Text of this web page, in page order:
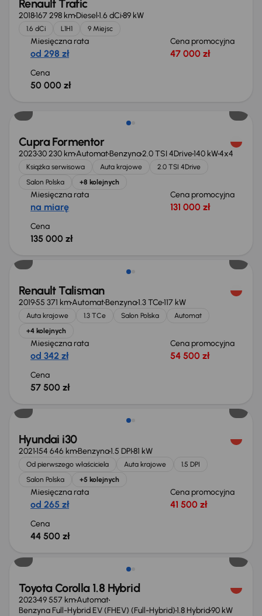
Renault Trafic
2018167 298 kmDiesel1.6 dCi89 kW
1.6 dCi L1H1 9 Miejsc
Miesięczna rata
od 298 zł
Cena promocyjna
47 000 zł
Cena
50 000 zł
Cupra Formentor
202330 230 kmAutomatBenzyna2.0 TSI 4Drive140 kW4x4
Książka serwisowa Auta krajowe
2.0 TSI 4Drive
Salon Polska
+8 kolejnych
Miesięczna rata
na miarę
Cena promocyjna
131 000 zł
Cena
135 000 zł
Renault Talisman
201955 371 kmAutomatBenzyna1.3 TCe117 kW
Auta krajowe 1.3 TCe Salon Polska
Automat
+4 kolejnych
Miesięczna rata
od 342 zł
Cena promocyjna
54 500 zł
Cena
57 500 zł
Możliwość odliczenia VAT
Hyundai i30
2021154 646 kmBenzyna1.5 DPI81 kW
Od pierwszego właściciela Auta krajowe
1.5 DPI
Salon Polska
+5 kolejnych
Miesięczna rata
od 265 zł
Cena promocyjna
41 500 zł
Cena
44 500 zł
Możliwość odliczenia VAT
Toyota Corolla 1.8 Hybrid
202349 557 kmAutomat
Benzyna Full-Hybrid EV (FHEV) (Full-Hybrid)1.8 Hybrid90 kW